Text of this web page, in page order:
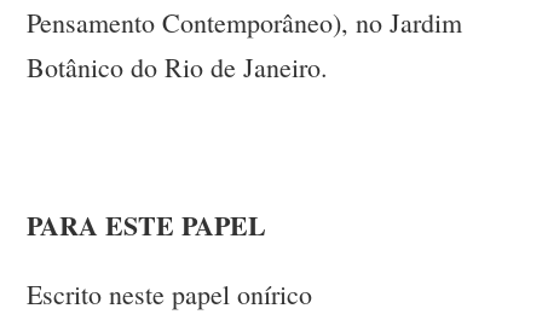
Pensamento Contemporâneo), no Jardim
Botânico do Rio de Janeiro.
PARA ESTE PAPEL
Escrito neste papel onírico